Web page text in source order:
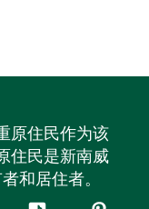
原住民作为该
住民是新南威
和居住者。